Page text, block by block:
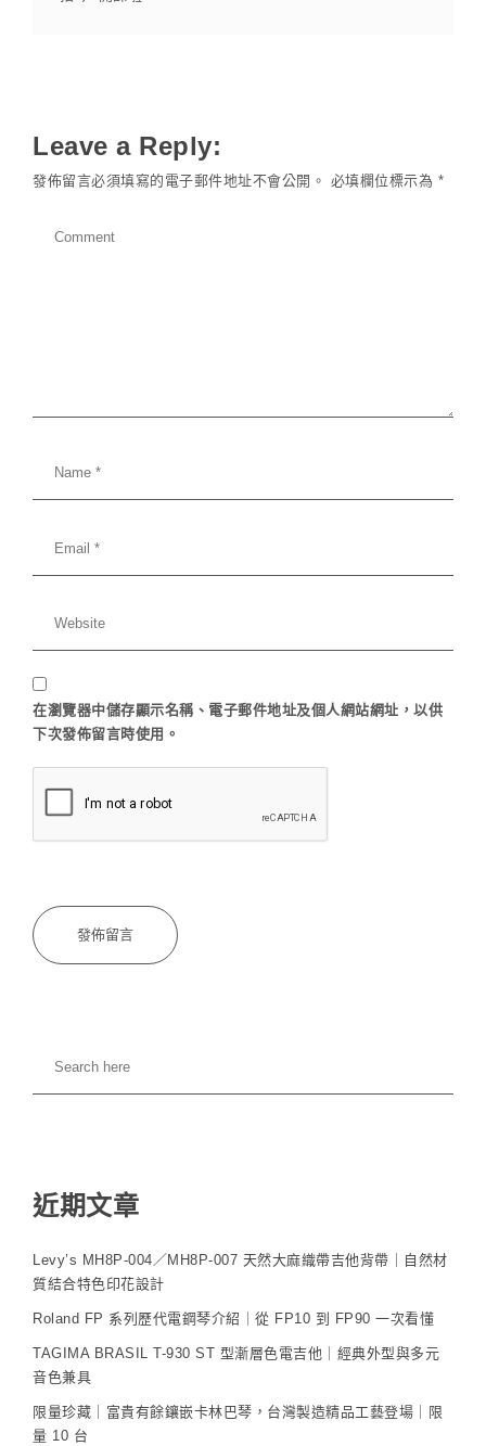
Leave a Reply:
發佈留言必須填寫的電子郵件地址不會公開。 必填欄位標示為 *
在瀏覽器中儲存顯示名稱、電子郵件地址及個人網站網址，以供
下次發佈留言時使用。
近期文章
Levy’s MH8P-004／MH8P-007 天然大麻織帶吉他背帶｜自然材
質結合特色印花設計
Roland FP 系列歷代電鋼琴介紹｜從 FP10 到 FP90 一次看懂
TAGIMA BRASIL T-930 ST 型漸層色電吉他｜經典外型與多元
音色兼具
限量珍藏｜富貴有餘鑲嵌卡林巴琴，台灣製造精品工藝登場｜限
量 10 台